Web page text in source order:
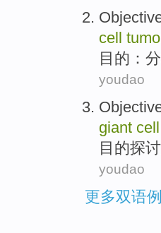
cell
目的 ：
youdao
giant cell
目的探讨
youdao
更多双语